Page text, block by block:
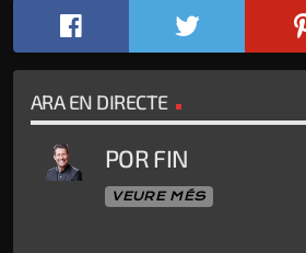
ARA EN DIRECTE
POR FIN
VEURE MÉS